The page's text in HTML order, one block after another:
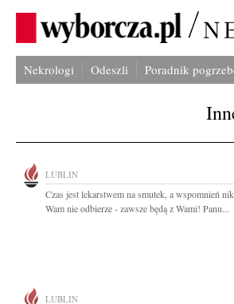
Nekrologi Odeszli Poradnik
LUBLIN
Czas jest lekarstwem na smutek, a wspomnień
Wam nie odbierze - zawsze będą z Wami! Panu...
LUBLIN